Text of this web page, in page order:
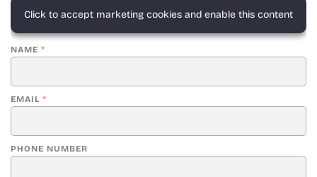
Click to accept marketing cookies and enable this content
NAME *
EMAIL *
PHONE NUMBER